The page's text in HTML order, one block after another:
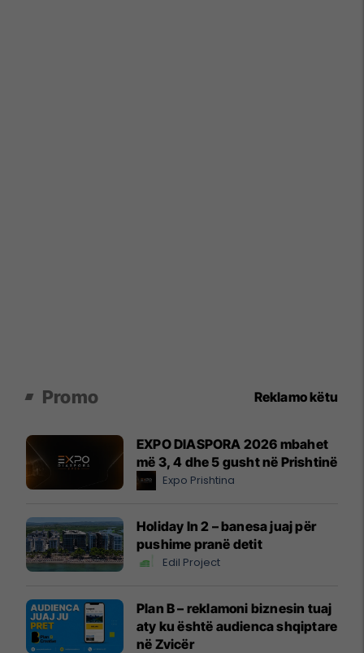
Promo Reklamo këtu
EXPO DIASPORA 2026 mbahet
më 3, 4 dhe 5 gusht në Prishtinë
Expo Prishtina
Holiday In 2 – banesa juaj për
pushime pranë detit
Edil Project
Plan B – reklamoni biznesin tuaj
aty ku është audienca shqiptare
në Zvicër